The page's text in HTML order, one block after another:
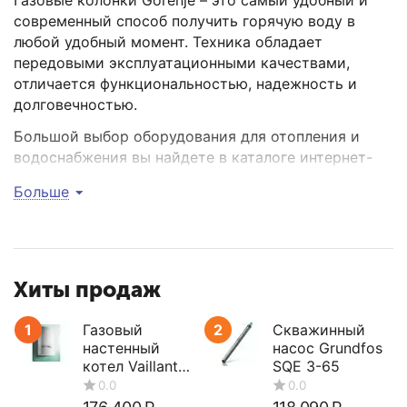
современный способ получить горячую воду в
любой удобный момент. Техника обладает
передовыми эксплуатационными качествами,
отличается функциональностью, надежность и
долговечностью.
Большой выбор оборудования для отопления и
водоснабжения вы найдете в каталоге интернет-
высококлассную продукцию от ведущих брендов.
Купить газовую колонку Gorenje
Чтобы купить газовую колонку Gorenje в нашем
магазине, добавьте товары в корзину и заполните
простую форму заявки. Укажите способ доставки,
мы предлагаем самовывоз и курьера к подъезду
или к воротам. Покупателю следует позаботиться
о привлечении дополнительной рабочей силы,
Больше
Хиты продаж
1
Газовый
настенный
котел Vaillant
turboTEC plus
VUW 362/5-5
2
Скважинный
насос Grundfos
SQE 3-65